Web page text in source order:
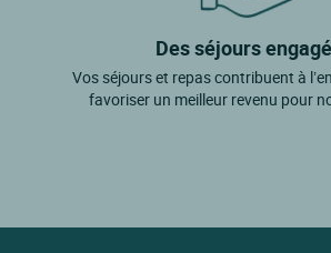
Des séjours
Vos séjours et repas contribuent à
favoriser un meilleur revenu pour